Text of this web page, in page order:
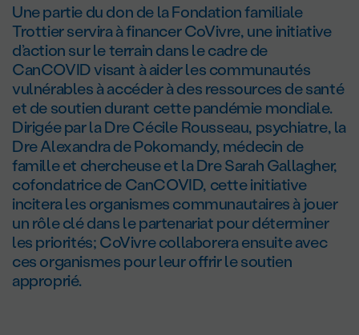
Une partie du don de la Fondation familiale
Trottier servira à financer CoVivre, une initiative
d’action sur le terrain dans le cadre de
CanCOVID visant à aider les communautés
vulnérables à accéder à des ressources de santé
et de soutien durant cette pandémie mondiale.
Dirigée par la Dre Cécile Rousseau, psychiatre, la
Dre Alexandra de Pokomandy, médecin de
famille et chercheuse et la Dre Sarah Gallagher,
cofondatrice de CanCOVID, cette initiative
incitera les organismes communautaires à jouer
un rôle clé dans le partenariat pour déterminer
les priorités; CoVivre collaborera ensuite avec
ces organismes pour leur offrir le soutien
approprié.